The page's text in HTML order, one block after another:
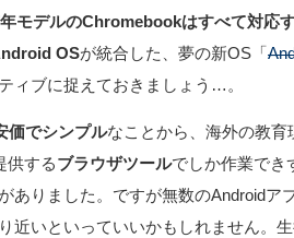
モデルのChromebookはすべて対応
OSが統合した、夢の新OS「
ィブに捉えておきましょう…。
価でシンプルなことから、海外の教
供するブラウザツールでしか作業でき
ありました。ですが無数のAndroidア
近いといっていいかもしれません。